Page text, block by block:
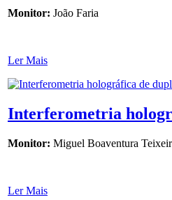
Monitor: João Faria
Ler Mais
Interferometria
Monitor: Miguel Boaventura
Ler Mais